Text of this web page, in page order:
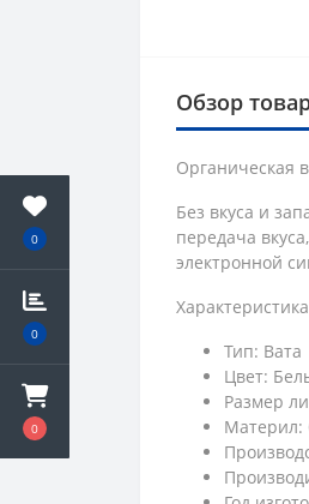
0
0
0
Обзор
Органическая
Без вкуса и
передача
электронной
Тип: Вата
Цвет:
Размер
Материл: